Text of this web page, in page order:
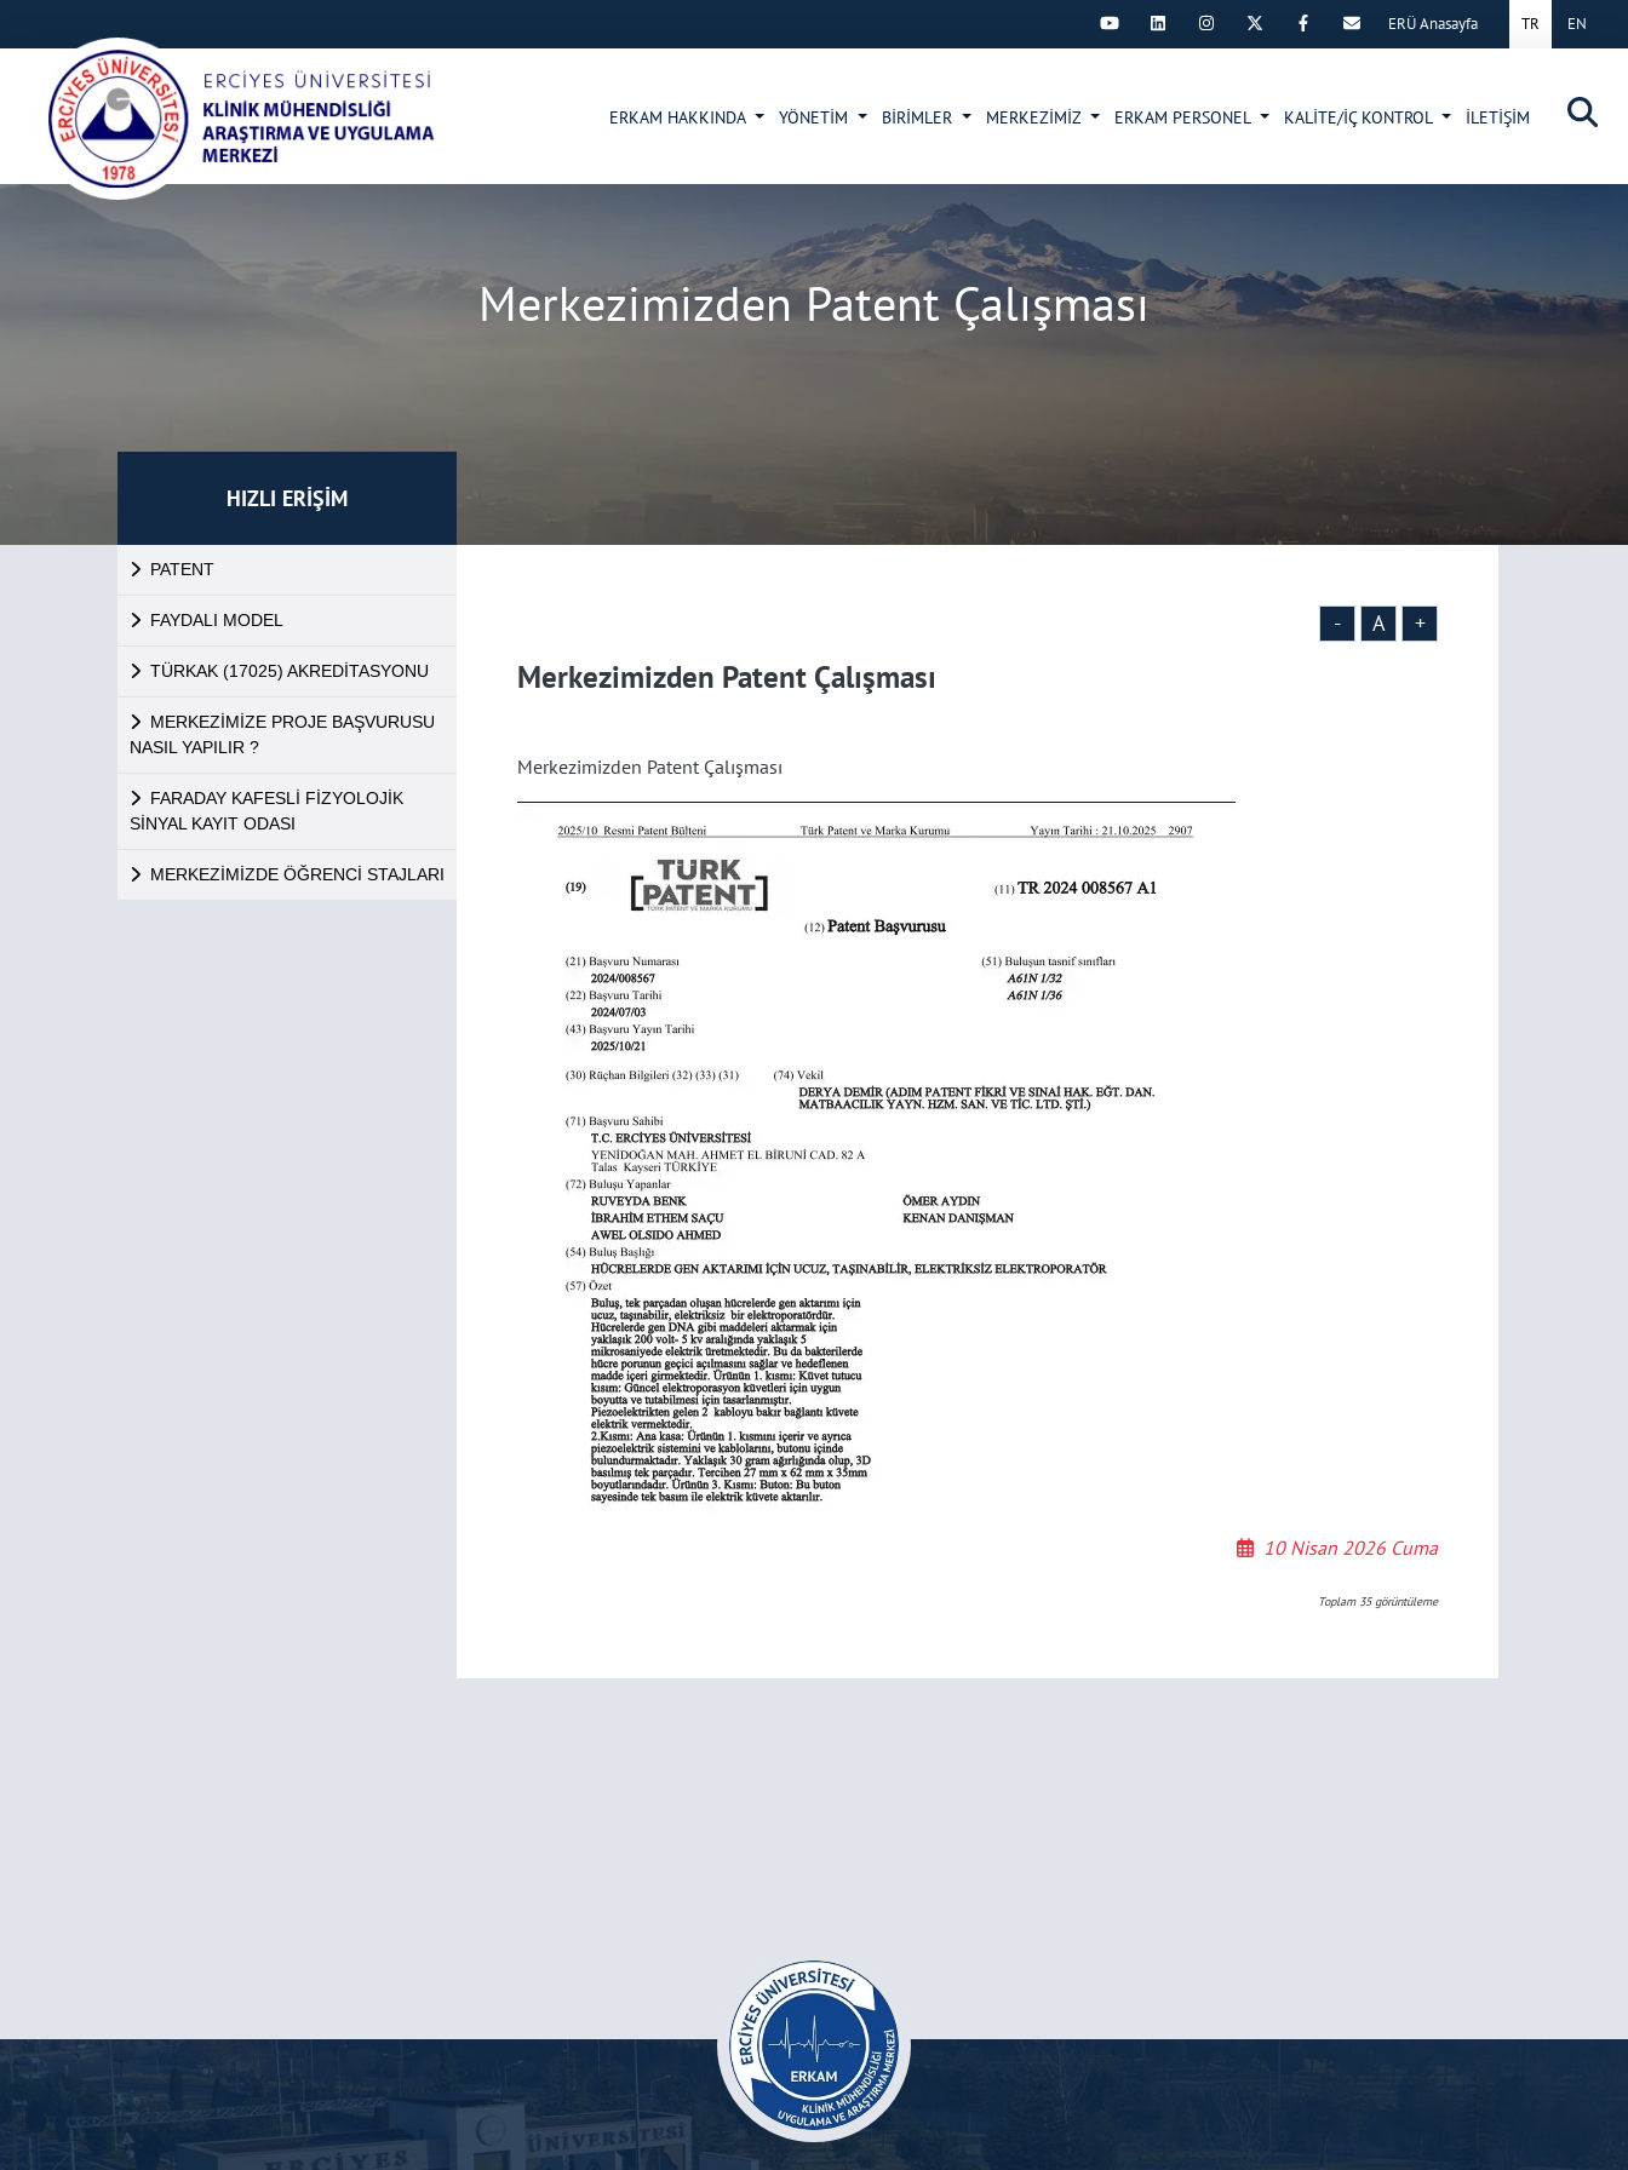
×
TR EN
ERÜ Anasayfa
ERKAM HAKKINDA YÖNETİM BİRİMLER MERKEZİMİZ ERKAM PERSONEL KALİTE/İÇ KONTROL İLETİŞİM
Merkezimizden Patent Çalışması
HIZLI ERİŞİM
PATENT
FAYDALI MODEL
TÜRKAK (17025) AKREDİTASYONU
MERKEZİMİZE PROJE BAŞVURUSU
NASIL YAPILIR ?
FARADAY KAFESLİ FİZYOLOJİK
SİNYAL KAYIT ODASI
MERKEZİMİZDE ÖĞRENCİ STAJLARI
- A +
Merkezimizden Patent Çalışması
Merkezimizden Patent Çalışması
10 Nisan 2026 Cuma
Toplam 35görüntüleme